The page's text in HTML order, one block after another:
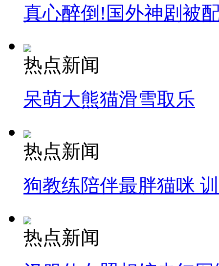
真心醉倒!国外神剧被
热点新闻
呆萌大熊猫滑雪取乐
热点新闻
狗教练陪伴最胖猫咪
热点新闻